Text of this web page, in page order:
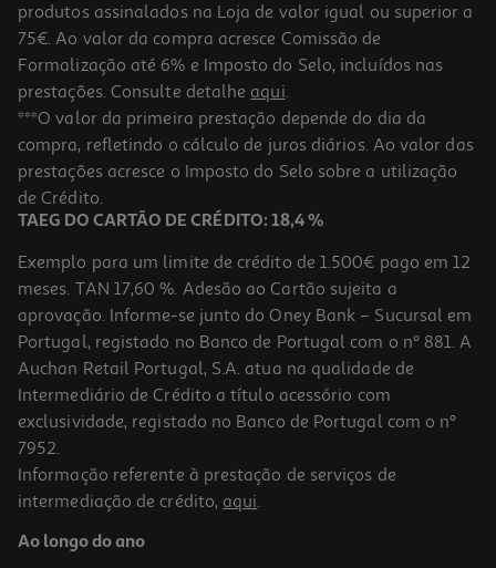
produtos assinalados na Loja de valor igual ou superior a
75€. Ao valor da compra acresce Comissão de
Formalização até 6% e Imposto do Selo, incluídos nas
prestações. Consulte detalhe aqui.
***O valor da primeira prestação depende do dia da
compra, refletindo o cálculo de juros diários. Ao valor das
prestações acresce o Imposto do Selo sobre a utilização
de Crédito.
TAEG DO CARTÃO DE CRÉDITO: 18,4 %
Exemplo para um limite de crédito de 1.500€ pago em 12
meses. TAN 17,60 %. Adesão ao Cartão sujeita a
aprovação. Informe-se junto do Oney Bank – Sucursal em
Portugal, registado no Banco de Portugal com o nº 881. A
Auchan Retail Portugal, S.A. atua na qualidade de
Intermediário de Crédito a título acessório com
exclusividade, registado no Banco de Portugal com o nº
7952.
Informação referente à prestação de serviços de
intermediação de crédito, aqui.
Ao longo do ano